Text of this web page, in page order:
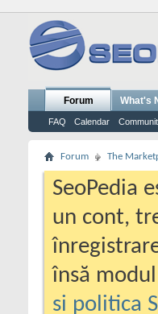
Forum
FAQ Calendar
What's
Forum The
SeoPedia
un cont,
însă
si politica